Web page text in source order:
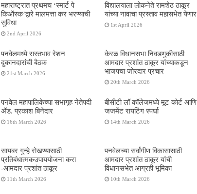
महाराष्ट्रात प्रथमच ‌‘स्मार्ट पे
किऑस्क‌’द्वारे मालमत्ता कर भरण्याची
सुविधा
2nd April 2026
विद्यालयाला लोकनेते रामशेठ ठाकूर
यांच्या नावाचा प्रस्ताव महासभेत येणार
1st April 2026
पनवेलमध्ये रास्तभाव रेशन
दुकानदारांची बैठक
21st March 2026
केरळ विधानसभा निवडणुकीसाठी
आमदार प्रशांत ठाकूर यांच्याकडून
भाजपचा जोरदार प्रचार
20th March 2026
पनवेल महापालिकेच्या सभागृह नेतेपदी
अ‍ॅड. प्रकाश बिनेदार
16th March 2026
बीसीटी लॉ कॉलेजमध्ये मूट कोर्ट आणि
जजमेंट रायटिंग स्पर्धा
14th March 2026
सायबर गुन्हे रोखण्यासाठी
प्रतिबंधात्मकउपाययोजना करा
-आमदार प्रशांत ठाकूर
11th March 2026
पनवेलच्या सर्वांगीण विकासासाठी
आमदार प्रशांत ठाकूर यांची
विधानसभेत आग्रही भूमिका
10th March 2026